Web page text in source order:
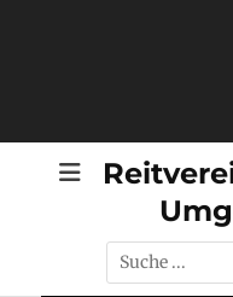
Suche
nach: